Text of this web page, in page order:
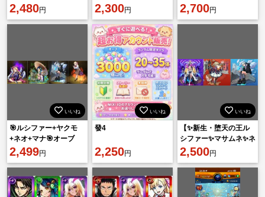
2,480円
=2800個↑】【初期垢】
2,300円
さくら ジュゲム アンド
ロイドダイナー 禪院
2,700円
いいね
🎯ルシファー+ヤクモ
+ネオ+マナ🎯オーブ
=3000個↑+限定キャラ
25-33体ランダム 👉初
2,499円
いいね
發4
2,250円
いいね
【✨新生・堕天の王ル
シファー✨マサムネ✨ネ
オ】💎オーブ2950個⭐
限定キャラ22体🌈初期
2,500円